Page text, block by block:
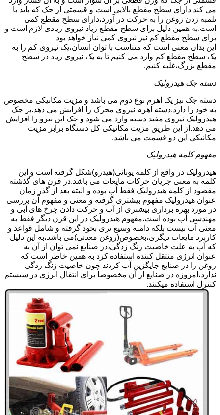
می کند دارای سطح مقطع بالایی است و قسمتی از جک که باید با
تلمبه زدن روغن را به حرکت در آورد،دارای سطح مقطع کمی
است.به همین دلیل برای سطح مقطع زیاد نیروی زیادی لازم است و
برای سطح مقطع کم نیز نیروی کمی نیاز خواهد بود.
این بدان معنی است که متناسب با توان انسان،یک نیروی کم را به
یک سطح مقطع کم وارد می کنیم تا به یک نیروی زیاد در سطح
مقطع بزرگ،غلبه کنیم.
دسته جک هیدرولیک
دسته جک نیز یک اهرم نوع دوم می باشد و مزیت مکانیکی مخصوص
به خود را دارد.دسته اهرم نیروی محرک را افزایش می دهد.بر جک
هیدرولیک نیروی مفید دسته وارد می شود و جک این نیرو را افزایش
می دهد.از این طریق مزیت مکانیکی کل دستگاه برابر مزیت
مکانیکی این دو قسمت می باشد.
مفهوم کلمه هیدرولیک
هیدرولیک در واقع از کلمه یونانی(هیدرو)شکل گرفته است و این
کلمه به معنی جریان حرکات مایعات می باشد.در قرن های گذشته
مقصود از کلمه هیدرولیک فقط آب بوده و البته بعد از گذر زمان
عنوان هیدرولیک مفهوم بیشتری گرفته و معنی و مفهوم آن بررسی
در مورد بهره برداری بیشتری از آب و حرکت دادن چرخ های آبی و
مهندسی آب بوده است.مفهوم هیدرولیک در این قرن دیگر فقط به
معنی آب نیست بلکه دامنه وسیع تری بخود گرفته و شامل قواعد و
کاربرد مایعات دیگری،بخصوص(روغن معدنی)می باشد،به این دلیل
که آب به علت خاصیت زنگ زدگی،در صنایع نمی توان از آن به
عنوان انرژی منتقل کننده استفاده کرد به همین خاطر است که
روغن را در صنایع جایگزین آب کردند چون خاصیت زنگ زدگی
ندارد،امروزه در صنایع از آن مخصوصا برای انتقال انرژی در سیستم
کنترل استفاده میکنند.